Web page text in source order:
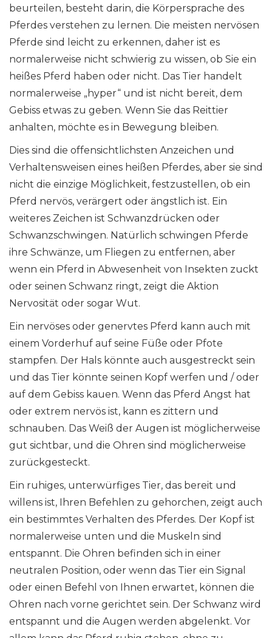
beurteilen, besteht darin, die Körpersprache des
Pferdes verstehen zu lernen. Die meisten nervösen
Pferde sind leicht zu erkennen, daher ist es
normalerweise nicht schwierig zu wissen, ob Sie ein
heißes Pferd haben oder nicht. Das Tier handelt
normalerweise „hyper“ und ist nicht bereit, dem
Gebiss etwas zu geben. Wenn Sie das Reittier
anhalten, möchte es in Bewegung bleiben.
Dies sind die offensichtlichsten Anzeichen und
Verhaltensweisen eines heißen Pferdes, aber sie sind
nicht die einzige Möglichkeit, festzustellen, ob ein
Pferd nervös, verärgert oder ängstlich ist. Ein
weiteres Zeichen ist Schwanzdrücken oder
Schwanzschwingen. Natürlich schwingen Pferde
ihre Schwänze, um Fliegen zu entfernen, aber
wenn ein Pferd in Abwesenheit von Insekten zuckt
oder seinen Schwanz ringt, zeigt die Aktion
Nervosität oder sogar Wut.
Ein nervöses oder genervtes Pferd kann auch mit
einem Vorderhuf auf seine Füße oder Pfote
stampfen. Der Hals könnte auch ausgestreckt sein
und das Tier könnte seinen Kopf werfen und / oder
auf dem Gebiss kauen. Wenn das Pferd Angst hat
oder extrem nervös ist, kann es zittern und
schnauben. Das Weiß der Augen ist möglicherweise
gut sichtbar, und die Ohren sind möglicherweise
zurückgesteckt.
Ein ruhiges, unterwürfiges Tier, das bereit und
willens ist, Ihren Befehlen zu gehorchen, zeigt auch
ein bestimmtes Verhalten des Pferdes. Der Kopf ist
normalerweise unten und die Muskeln sind
entspannt. Die Ohren befinden sich in einer
neutralen Position, oder wenn das Tier ein Signal
oder einen Befehl von Ihnen erwartet, können die
Ohren nach vorne gerichtet sein. Der Schwanz wird
entspannt und die Augen werden abgelenkt. Vor